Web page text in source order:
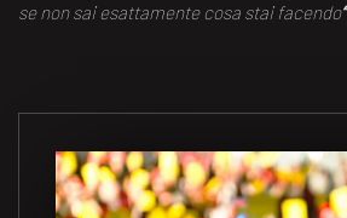
se non sai esattamente cosa stai facendo“